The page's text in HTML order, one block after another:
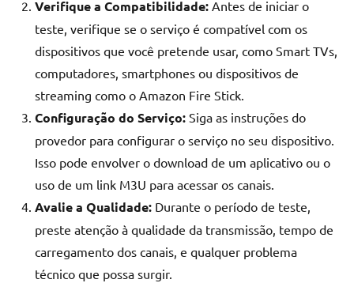
Verifique a Compatibilidade: Antes de iniciar o
teste, verifique se o serviço é compatível com os
dispositivos que você pretende usar, como Smart TVs,
computadores, smartphones ou dispositivos de
streaming como o Amazon Fire Stick.
Configuração do Serviço: Siga as instruções do
provedor para configurar o serviço no seu dispositivo.
Isso pode envolver o download de um aplicativo ou o
uso de um link M3U para acessar os canais.
Avalie a Qualidade: Durante o período de teste,
preste atenção à qualidade da transmissão, tempo de
carregamento dos canais, e qualquer problema
técnico que possa surgir.